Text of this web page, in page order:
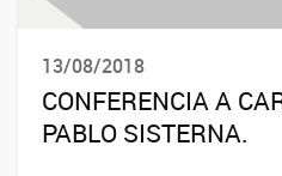
13/08/2018
CONFERENCIA A
PABLO SISTERNA.